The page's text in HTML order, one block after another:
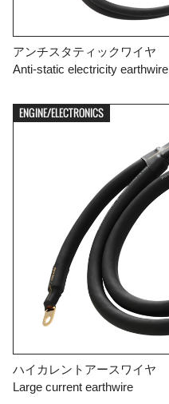
アンチスタティックワイヤ
Anti-static electricity earthwire
ENGINE/ELECTRONICS
ハイカレントアースワイヤ
Large current earthwire